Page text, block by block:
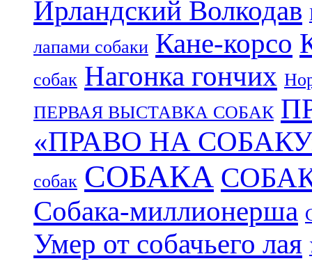
Ирландский Волкодав
лапами собаки Кане-корсо
собак Нагонка гончих
ПЕРВАЯ ВЫСТАВКА СОБАК
«ПРАВО НА
собак СОБАКА
Собака-миллионерша
Умер от собачьего лая